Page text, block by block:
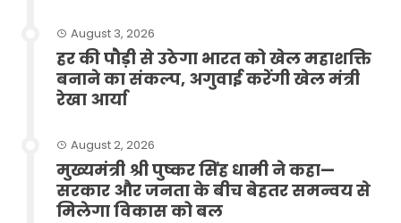
August 3, 2026
हर की पौड़ी से उठेगा भारत को खेल महाशक्ति
बनाने का संकल्प, अगुवाई करेंगी खेल मंत्री
रेखा आर्या
August 2, 2026
मुख्यमंत्री श्री पुष्कर सिंह धामी ने कहा—
सरकार और जनता के बीच बेहतर समन्वय से
मिलेगा विकास को बल